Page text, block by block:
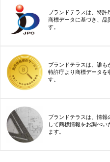
ブランドテラスは、特
商標データに基づき、品
す。
ブランドテラスは、誰も
特許庁より商標データを
す。
ブランドテラスは、情
して商標情報をお調べ
ます。